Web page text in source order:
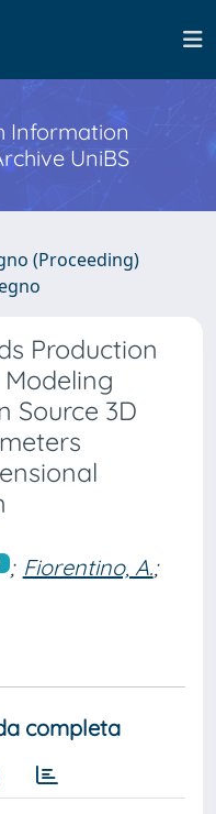
Information
UniBS
(Proceeding)
Production
Source 3D
; Fiorentino, A.;
completa